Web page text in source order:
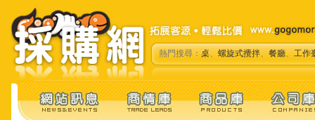
熱門搜尋：桌、螺旋式攪拌、餐廳、工作